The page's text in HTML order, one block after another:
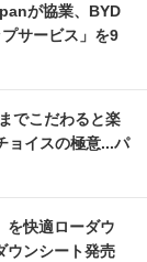
が協業、BYD
サービス」を9
でこだわると楽
ョイスの極意...パ
を快適ローダウ
ウンシート発売